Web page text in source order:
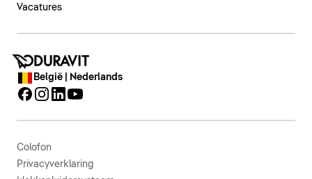
Vacatures
België | Nederlands
Colofon
Privacyverklaring